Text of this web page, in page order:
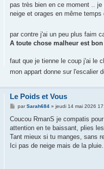
g
pas très bien en ce moment ..
neige et orages en même
par contre j'ai un peu plus faim
A toute chose malheur est bon
faut que je tienne le coup j'ai le
mon appart donne sur l'escalier
Le Poids et Vous
M
s
a
g
parSarah684» jeudi 14 mai 2026
Coucou RmanS je compatis
attention en te baissant, plies les
Tant mieux si tu manges, sans
Ici pas de neige mais de la